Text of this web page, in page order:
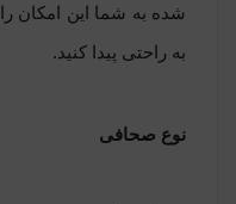
شده به شما این امکان
به راحتی پیدا کنید.
نوع صحافی